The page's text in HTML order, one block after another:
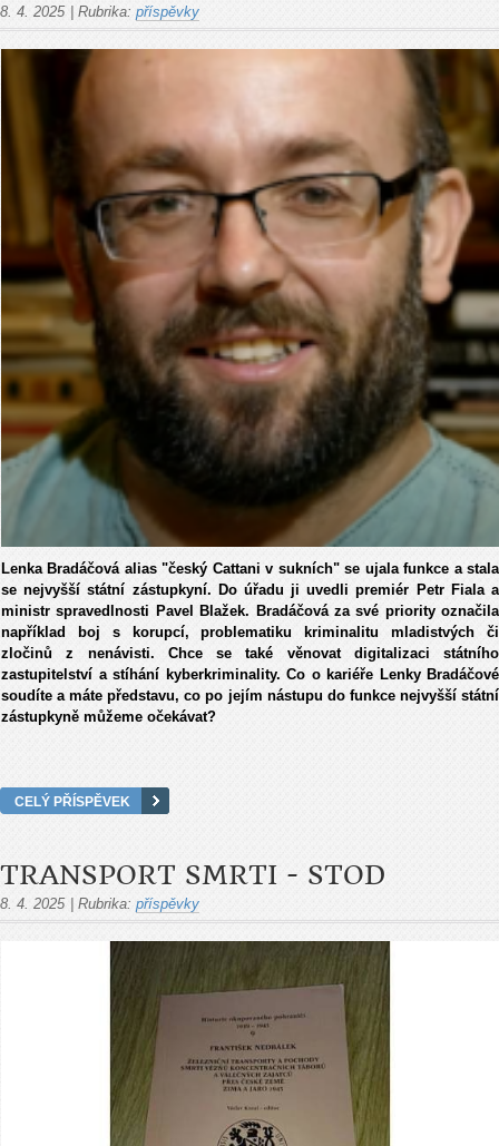
8. 4. 2025 Rubrika: příspěvky
Lenka Bradáčová alias "český Cattani v sukních" se ujala funkce a stala
se nejvyšší státní zástupkyní. Do úřadu ji uvedli premiér Petr Fiala a
ministr spravedlnosti Pavel Blažek. Bradáčová za své priority označila
například boj s korupcí, problematiku kriminalitu mladistvých či
zločinů z nenávisti. Chce se také věnovat digitalizaci státního
zastupitelství a stíhání kyberkriminality. Co o kariéře Lenky Bradáčové
soudíte a máte představu, co po jejím nástupu do funkce nejvyšší státní
zástupkyně můžeme očekávat?
CELÝ PŘÍSPĚVEK
TRANSPORT SMRTI - STOD
8. 4. 2025 Rubrika: příspěvky